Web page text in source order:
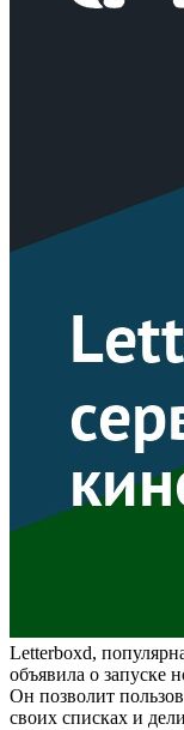
Letterboxd,
объявила о запуске
Он позволит
своих списках и